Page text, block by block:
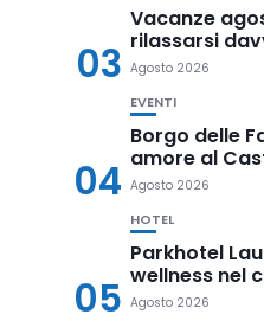
03
Vacanze
rilassarsi
Agosto 2026
04
EVENTI
Borgo delle
amore al
Agosto 2026
05
HOTEL
Parkhotel
wellness nel
Agosto 2026